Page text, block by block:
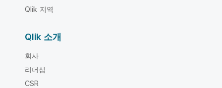
Qlik 지역
Qlik 소개
회사
리더십
CSR